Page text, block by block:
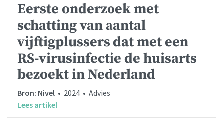
Eerste onderzoek met
schatting van aantal
vijftigplussers dat met een
RS-virusinfectie de huisarts
bezoekt in Nederland
Bron: Nivel • 2024 • Advies
Lees artikel